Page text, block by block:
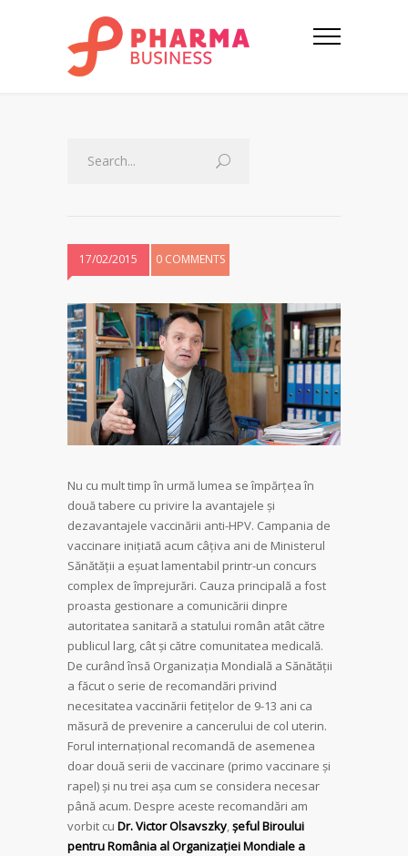
17/02/2015 0 COMMENTS
Nu cu mult timp în urmă lumea se împărţea în
două tabere cu privire la avantajele şi
dezavantajele vaccinării anti-HPV. Campania de
vaccinare iniţiată acum câţiva ani de Ministerul
Sănătăţii a eşuat lamentabil printr-un concurs
complex de împrejurări. Cauza principală a fost
proasta gestionare a comunicării dinpre
autoritatea sanitară a statului român atât către
publicul larg, cât şi către comunitatea medicală.
De curând însă Organizaţia Mondială a Sănătăţii
a făcut o serie de recomandări privind
necesitatea vaccinării fetiţelor de 9-13 ani ca
măsură de prevenire a cancerului de col uterin.
Forul internaţional recomandă de asemenea
doar două serii de vaccinare (primo vaccinare şi
rapel) şi nu trei aşa cum se considera necesar
până acum. Despre aceste recomandări am
vorbit cu Dr. Victor Olsavszky şeful Biroului
pentru România al Organizaţiei Mondiale a